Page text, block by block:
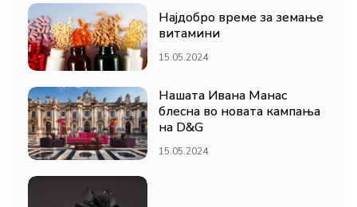
Најдобро време за земање
витамини
15.05.2024
Нашата Ивана Манас
блесна во новата кампања
на D&G
15.05.2024